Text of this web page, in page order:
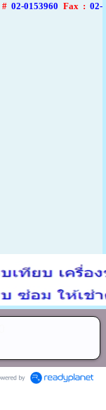
#02-0153960 Fax :02-